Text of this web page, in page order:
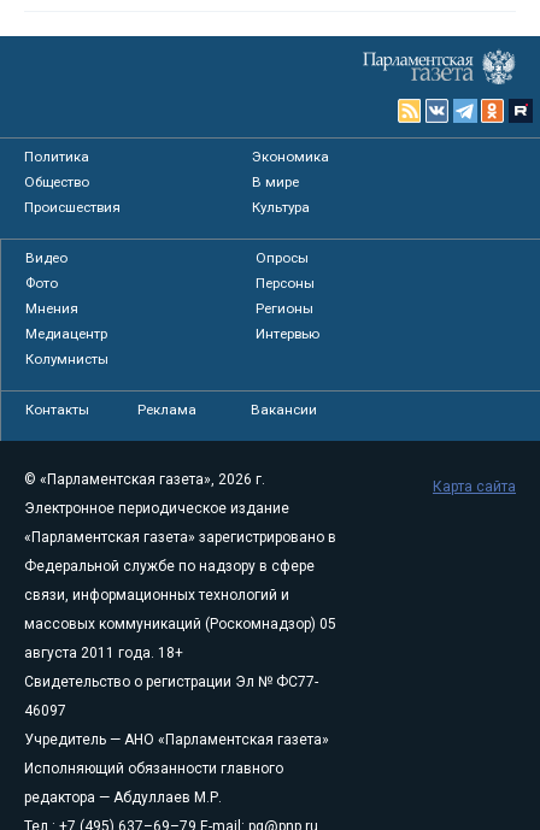
Политика
Экономика
Общество
В мире
Происшествия
Культура
Видео
Опросы
Фото
Персоны
Мнения
Регионы
Медиацентр
Интервью
Колумнисты
Контакты Реклама Вакансии
© «Парламентская газета», 2026 г.
Электронное периодическое издание
«Парламентская газета» зарегистрировано в
Федеральной службе по надзору в сфере
связи, информационных технологий и
массовых коммуникаций (Роскомнадзор) 05
августа 2011 года. 18+
Свидетельство о регистрации Эл № ФС77-
46097
Учредитель — АНО «Парламентская газета»
Исполняющий обязанности главного
редактора — Абдуллаев М.Р.
Тел.: +7 (495) 637–69–79 E-mail: pg@pnp.ru
Карта сайта